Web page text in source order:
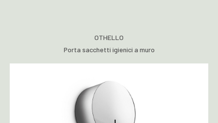
OTHELLO
Porta sacchetti igienici a muro